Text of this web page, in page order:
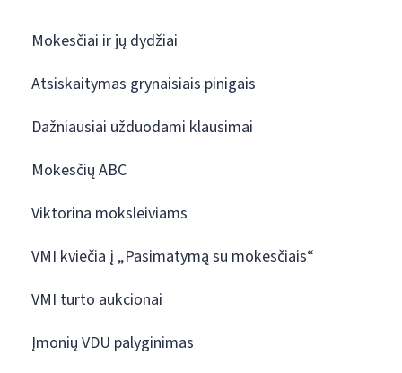
Mokesčiai ir jų dydžiai
Atsiskaitymas grynaisiais pinigais
Dažniausiai užduodami klausimai
Mokesčių ABC
Viktorina moksleiviams
VMI kviečia į „Pasimatymą su mokesčiais“
VMI turto aukcionai
Įmonių VDU palyginimas